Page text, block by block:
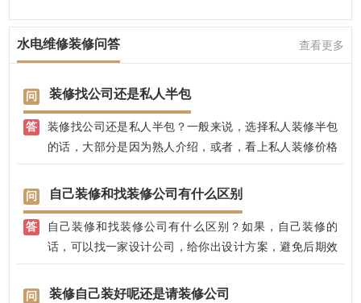
水电维修装修问答 查看更多
装修找公司还是私人半包
装修找公司还是私人半包？一般来说，选择私人装修半包
的话，大部分是因为熟人介绍，或者，看上私人装修价格
便宜的原因，小编认为，如果自主的话，还是选择一家正
规的装修公司，比如，选择兴唐装饰，有专业的设计师，
通，价格也透明实惠，在网站上详细的装修报价表，先装
修后付款，放心省心！
自己装修和找装修公司有什么区别
自己装修和找装修公司有什么区别？如果，自己装修的
话，可以找一家设计公司，给你出设计方案，避免后期效
果不好；找装修公司的话，可以有专业的设计师，全程把
控装修效果，不用担心装修效果好不好，装修质量大可放
装修自己装好呢还是请装修公司